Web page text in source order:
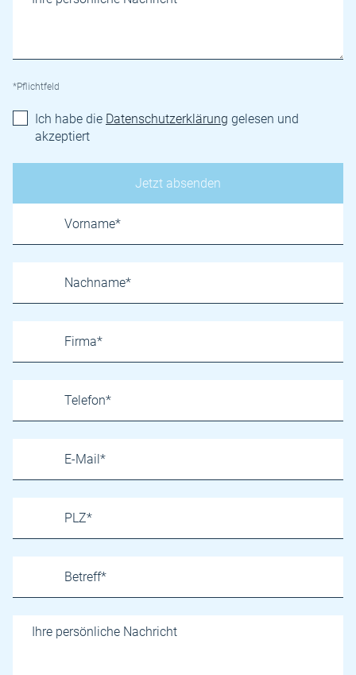
*Pflichtfeld
Ich habe die Datenschutzerklärung gelesen und
akzeptiert